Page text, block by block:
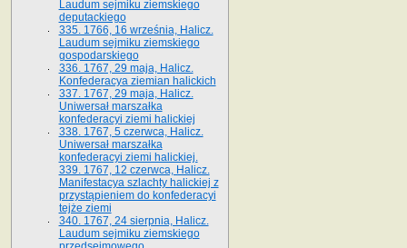
Laudum sejmiku ziemskiego
deputackiego
335. 1766, 16 września, Halicz.
Laudum sejmiku ziemskiego
gospodarskiego
336. 1767, 29 maja, Halicz.
Konfederacya ziemian halickich
337. 1767, 29 maja, Halicz.
Uniwersał marszałka
konfederacyi ziemi halickiej
338. 1767, 5 czerwca, Halicz.
Uniwersał marszałka
konfederacyi ziemi halickiej.
339. 1767, 12 czerwca, Halicz.
Manifestacya szlachty halickiej z
przystąpieniem do konfederacyi
tejże ziemi
340. 1767, 24 sierpnia, Halicz.
Laudum sejmiku ziemskiego